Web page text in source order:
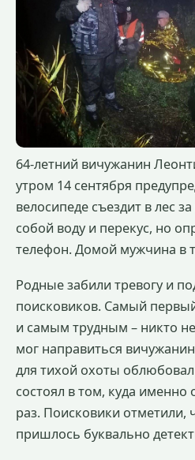
64-летний вичужанин
утром 14 сентября
велосипеде съездит в лес
собой воду и перекус, но
телефон. Домой мужчина в
Родные забили тревогу и
поисковиков. Самый
и самым трудным – никто
мог направиться
для тихой охоты
состоял в том, куда именно
раз. Поисковики отметили,
пришлось буквально